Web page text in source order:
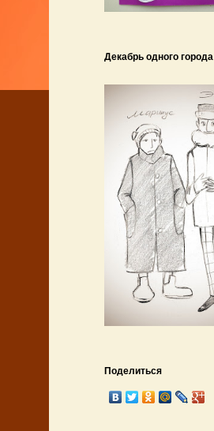
Декабрь одного города
Поделиться